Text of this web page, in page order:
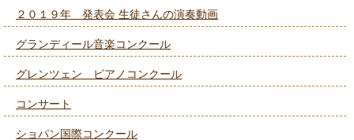
２０１９年 発表会 生徒さんの演奏動画
グランディール音楽コンクール
グレンツェン ピアノコンクール
コンサート
ショパン国際コンクール